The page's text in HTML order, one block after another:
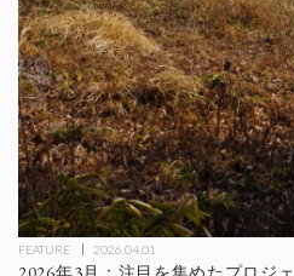
FEATURE 2026.04.01